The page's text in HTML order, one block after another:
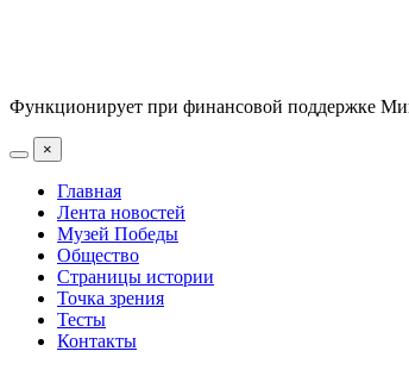
Функционирует при финансовой поддержке
×
Главная
Лента новостей
Музей Победы
Общество
Страницы истории
Точка зрения
Тесты
Контакты